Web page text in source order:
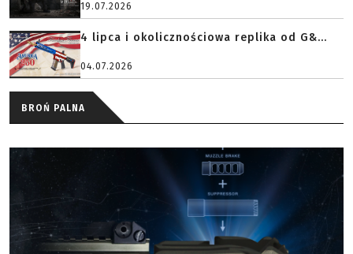
19.07.2026
4 lipca i okolicznościowa replika od G&...
04.07.2026
BROŃ PALNA